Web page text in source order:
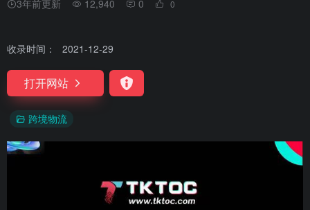
3年前更新 12,940 0 0
收录时间： 2021-12-29
打开网站
跨境物流